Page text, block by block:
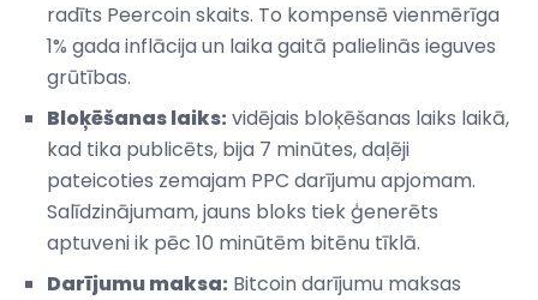
radīts Peercoin skaits. To kompensē vienmērīga
1% gada inflācija un laika gaitā palielinās ieguves
grūtības.
Bloķēšanas laiks: vidējais bloķēšanas laiks laikā,
kad tika publicēts, bija 7 minūtes, daļēji
pateicoties zemajam PPC darījumu apjomam.
Salīdzinājumam, jauns bloks tiek ģenerēts
aptuveni ik pēc 10 minūtēm bitēnu tīklā.
Darījumu maksa: Bitcoin darījumu maksas